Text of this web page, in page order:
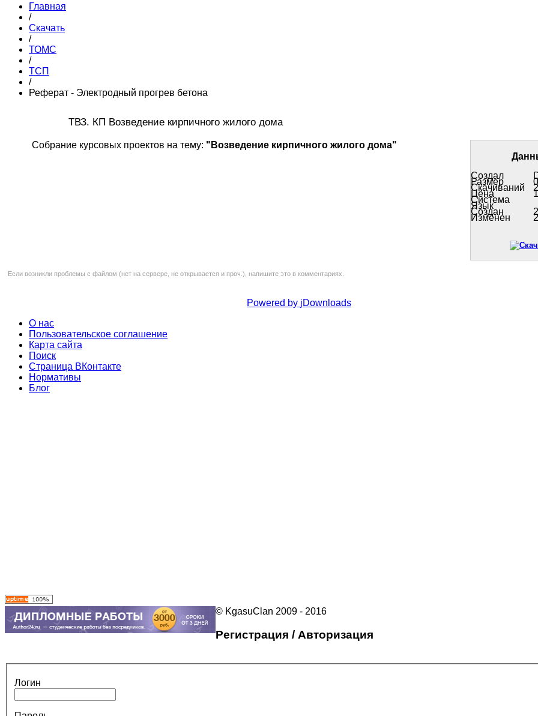
Главная
/
Скачать
/
ТОМС
/
ТСП
/
Реферат - Электродный прогрев бетона
ТВЗ. КП Возведение кирпичного жилого дома
Собрание курсовых проектов на тему: "Возведение кирпичного жилого дома"
Создал
Размер
Скачиваний
Цена
Система
Язык
Создан
Изменен
Если возникли проблемы с файлом (нет на сервере, не открывается и проч.), напишите это в комментариях.
Powered by jDownloads
О нас
Пользовательское соглашение
Карта сайта
Поиск
Страница ВКонтакте
Нормативы
Блог
© KgasuClan 2009 - 2016
Регистрация / Авторизация
Логин